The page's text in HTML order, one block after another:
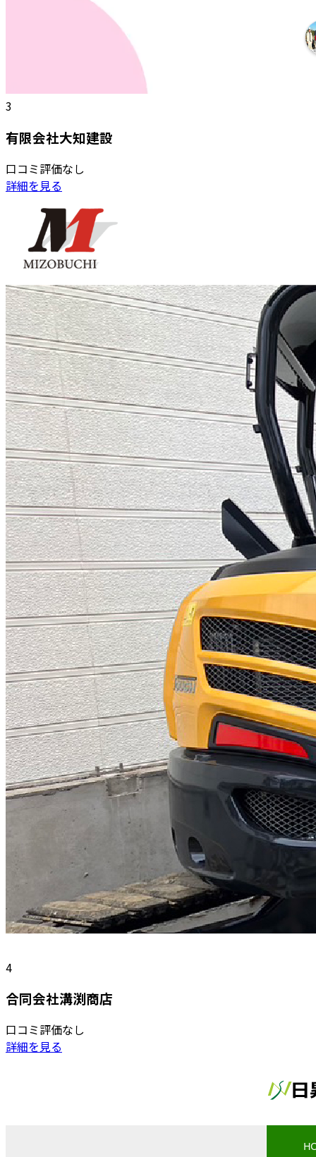
3
有限会社大知建設
口コミ評価なし
詳細を見る
4
合同会社溝渕商店
口コミ評価なし
詳細を見る